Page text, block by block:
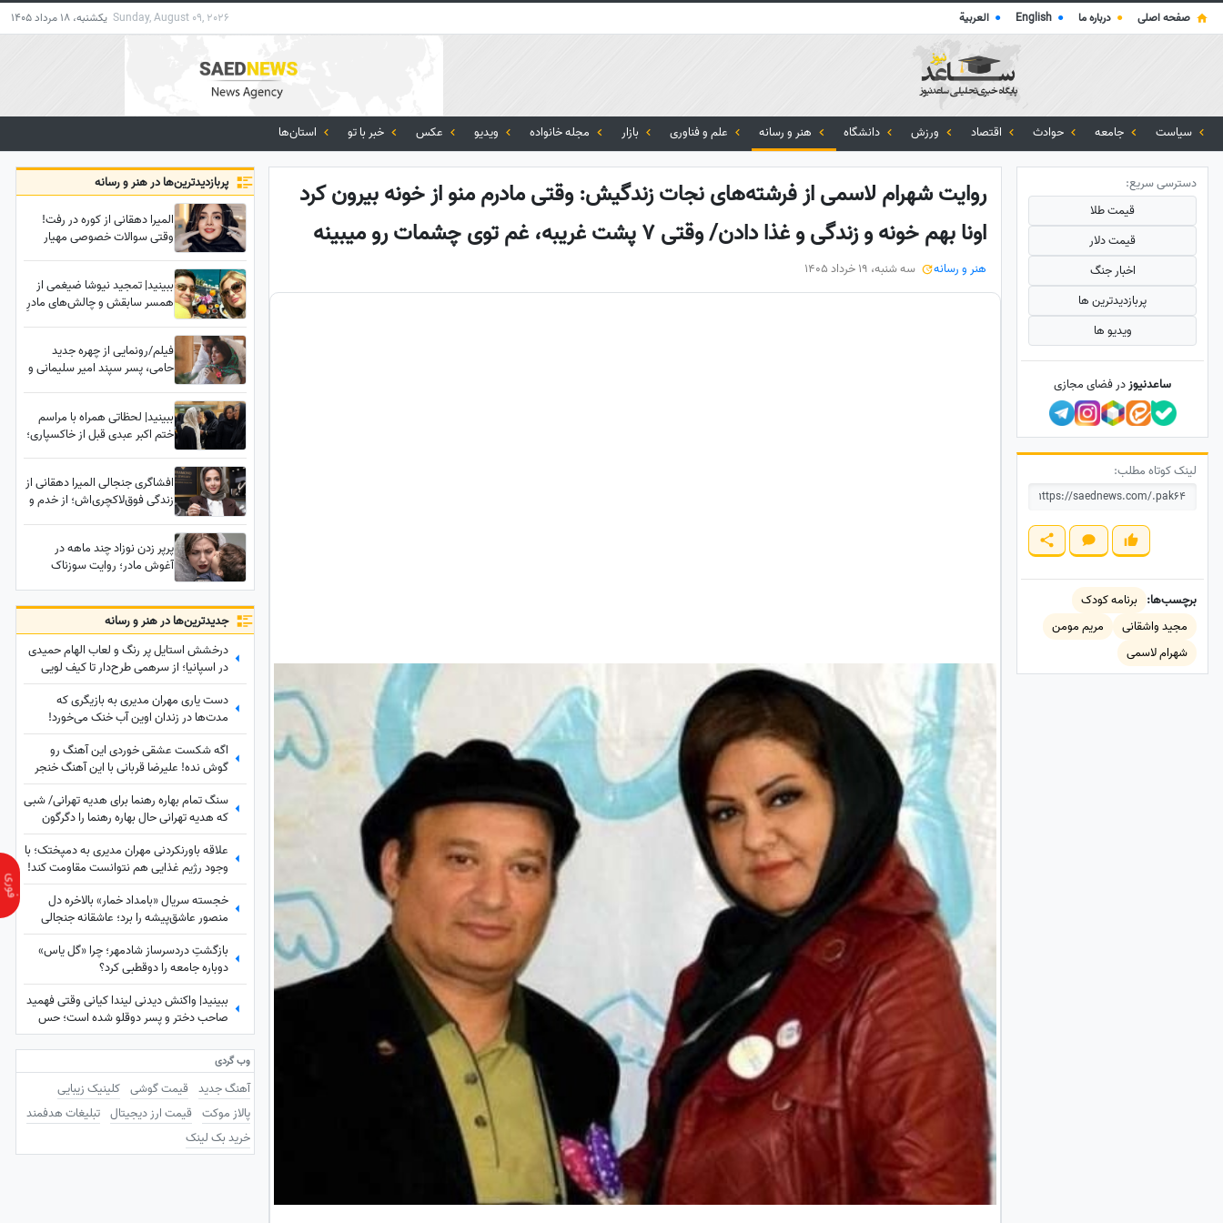
صفحه اصلی ● درباره ما ●
English
● العربية Sunday, August 09, 2026 یکشنبه، 18 مرداد 1405
سیاست جامعه حوادث اقتصاد ورزش دانشگاه هنر و رسانه علم و فناوری بازار مجله خانواده ویدیو عکس خبر با تو استان‌ها
روایت شهرام لاسمی از فرشته‌های نجات زندگیش: وقتی مادرم منو از خونه بیرون کرد
اونا بهم خونه و زندگی و غذا دادن/ وقتی 7 پشت غریبه، غم توی چشمات رو میبینه
هنر و رسانه سه شنبه، 19 خرداد 1405
پربازدید‌ترین‌ها در هنر و رسانه
المیرا دهقانی از کوره در رفت!
وقتی سوالات خصوصی مهیار
ببینید| تمجید نیوشا ضیغمی از
همسر سابقش و چالش‌های مادرِ
من....
فیلم/رونمایی از چهره جدید
حامی، پسر سپند امیر سلیمانی و
باد مده تا ندهی بر بادم
ببینید| لحظاتی همراه با مراسم
ختم اکبر عبدی قبل از خاکسپاری؛
سابق و دختر محمدرضا شریفی‌نیا
افشاگری جنجالی المیرا دهقانی از
زندگی فوق‌لاکچری‌اش؛ از خدم و
پرپر زدن نوزاد چند ماهه در
آغوش مادر؛ روایت سوزناک
خفگی فرزندش+فیلم
جدید‌ترین‌ها در هنر و رسانه
درخشش استایل پر رنگ و لعاب الهام حمیدی
در اسپانیا؛ از سرهمی طرح‌دار تا کیف لویی
ویتون که با دیدنش چشماتون اکلیلی
میشه+عکس
دست یاری مهران مدیری به بازیگری که
مدت‌ها در زندان اوین آب خنک می‌خورد!
بعضی خوبی‌ها هیچ‌وقت از یاد آدم نمی‌ره!
پهلوانی فقط به زور بازو نیست که...
اگه شکست عشقی خوردی این آهنگ رو
گوش نده! علیرضا قربانی با این آهنگ خنجر
به دل همه زد/ دانلود آهنگ «گل‌های باران
خورده» علیرضا قربانی/ رفتی و بعد از تو دنیا
غرق شد در گریه‌هایم💔
سنگ تمام بهاره رهنما برای هدیه تهرانی/ شبی
که هدیه تهرانی حال بهاره رهنما را دگرگون
کرد!
علاقه باورنکردنی مهران مدیری به دمپختک؛ با
وجود رژیم غذایی هم نتوانست مقاومت کند!
+ ویدئو
خجسته سریال «بامداد خمار» بالاخره دل
منصور عاشق‌پیشه را برد؛ عاشقانه جنجالی
عموزاده‌های چشم‌رنگی که ارزش دیدن داره
بازگشتِ دردسرساز شادمهر؛ چرا «گل یاس»
دوباره جامعه را دو‌قطبی کرد؟
ببینید| واکنش دیدنی لیندا کیانی وقتی فهمید
صاحب دختر و پسر دوقلو شده است؛ حس
عجیبی داشتم چون فهمیدم پسرم یه...
وب گردی
آهنگ جدید قیمت گوشی کلینیک زیبایی
پالاز موکت قیمت ارز دیجیتال تبلیغات هدفمند
خرید بک لینک
دسترسی سریع:
قیمت طلا
قیمت دلار
اخبار جنگ
پربازدید‌ترین ها
ویدیو ها
ساعدنیوزدر فضای مجازی
لینک کوتاه مطلب:
برچسب‌ها: برنامه کودک
مجید واشقانی
مریم مومن
شهرام لاسمی